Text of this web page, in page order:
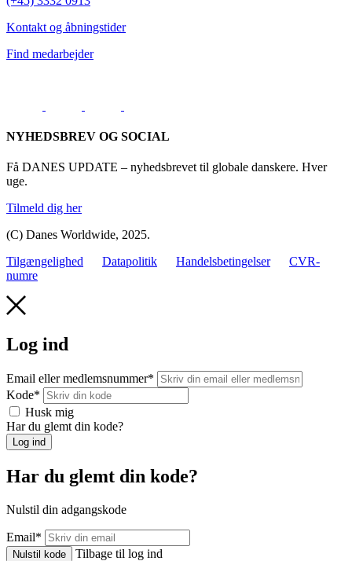
Kontakt og åbningstider
Find medarbejder
NYHEDSBREV OG SOCIAL
Få DANES UPDATE – nyhedsbrevet til globale danskere. Hver
uge.
Tilmeld dig her
(C) Danes Worldwide, 2025.
Tilgængelighed
Datapolitik Handelsbetingelser
CVR-
numre
Log ind
Email eller medlemsnummer*
Kode*
Husk mig
Har du glemt din kode?
Log ind
Har du glemt din kode?
Nulstil din adgangskode
Email*
Nulstil kode Tilbage til log ind